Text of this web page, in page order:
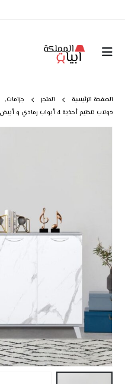
الصفحة الرئيسية المتجر جزامات,
دولاب تنظيم أحذية 4 أبواب رمادي و أبيض رخامي 844